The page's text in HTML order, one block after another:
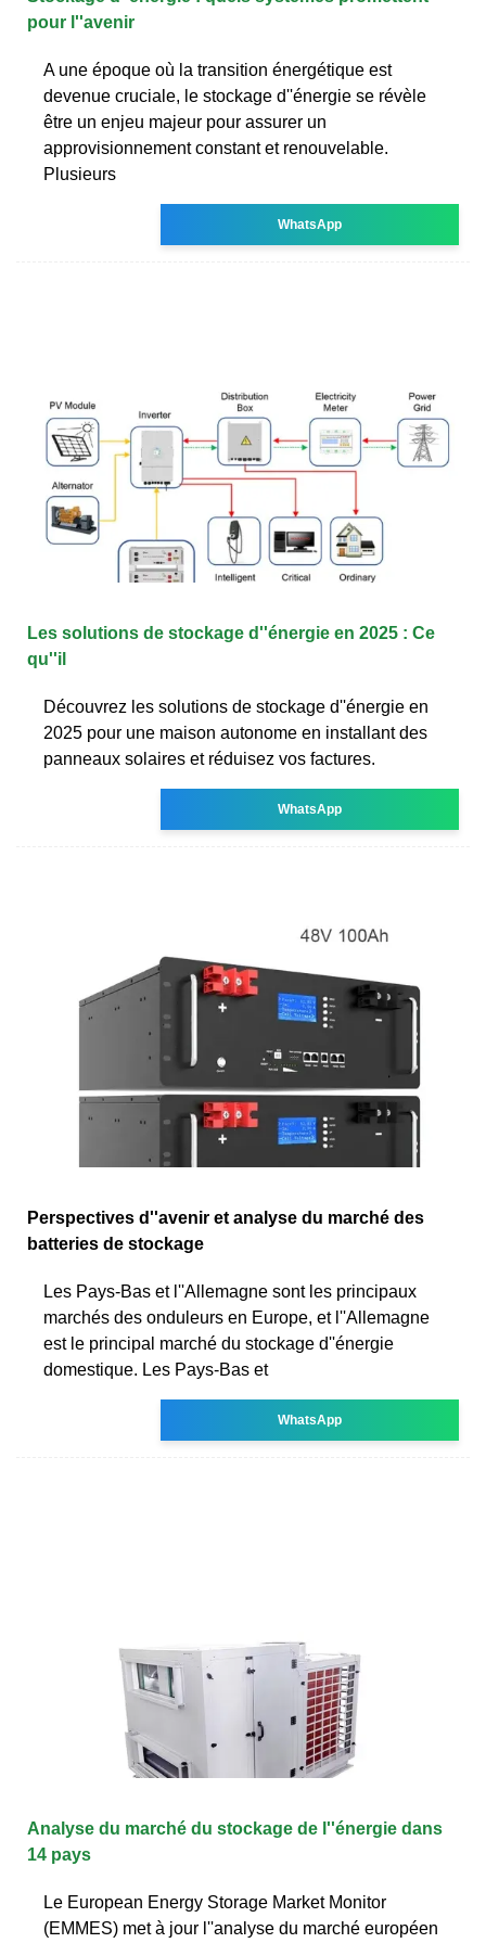
pour l''avenir
A une époque où la transition énergétique est
devenue cruciale, le stockage d''énergie se révèle
être un enjeu majeur pour assurer un
approvisionnement constant et renouvelable.
Plusieurs
WhatsApp
Les solutions de stockage d''énergie en 2025 : Ce
qu''il
Découvrez les solutions de stockage d''énergie en
2025 pour une maison autonome en installant des
panneaux solaires et réduisez vos factures.
WhatsApp
Perspectives d''avenir et analyse du marché des
batteries de stockage
Les Pays-Bas et l''Allemagne sont les principaux
marchés des onduleurs en Europe, et l''Allemagne
est le principal marché du stockage d''énergie
domestique. Les Pays-Bas et
WhatsApp
Analyse du marché du stockage de l''énergie dans
14 pays
Le European Energy Storage Market Monitor
(EMMES) met à jour l''analyse du marché européen